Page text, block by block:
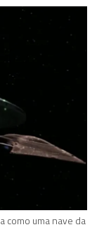
como uma nave da